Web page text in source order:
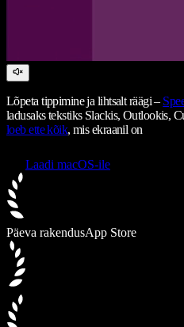
Lõpeta tippimine ja lihtsalt räägi –
ladusaks tekstiks Slackis, Outlookis,
loeb ette kõik, mis ekraanil on
Laadi macOS-ile
Päeva rakendusApp Store